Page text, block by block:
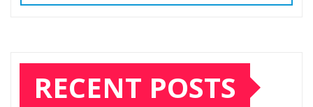
RECENT POSTS